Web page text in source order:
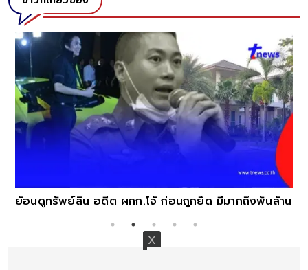
ย้อนดูทรัพย์สิน อดีต ผกก.โจ้ ก่อนถูกยึด มีมากถึงพันล้าน